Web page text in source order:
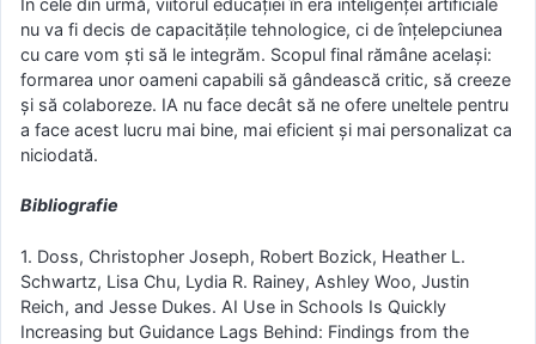
nu va fi decis de capacitățile tehnologice, ci de înțelepciunea
cu care vom ști să le integrăm. Scopul final rămâne același:
formarea unor oameni capabili să gândească critic, să creeze
și să colaboreze. IA nu face decât să ne ofere uneltele pentru
a face acest lucru mai bine, mai eficient și mai personalizat ca
niciodată.
Bibliografie
1. Doss, Christopher Joseph, Robert Bozick, Heather L.
Schwartz, Lisa Chu, Lydia R. Rainey, Ashley Woo, Justin
Reich, and Jesse Dukes. AI Use in Schools Is Quickly
Increasing but Guidance Lags Behind: Findings from the